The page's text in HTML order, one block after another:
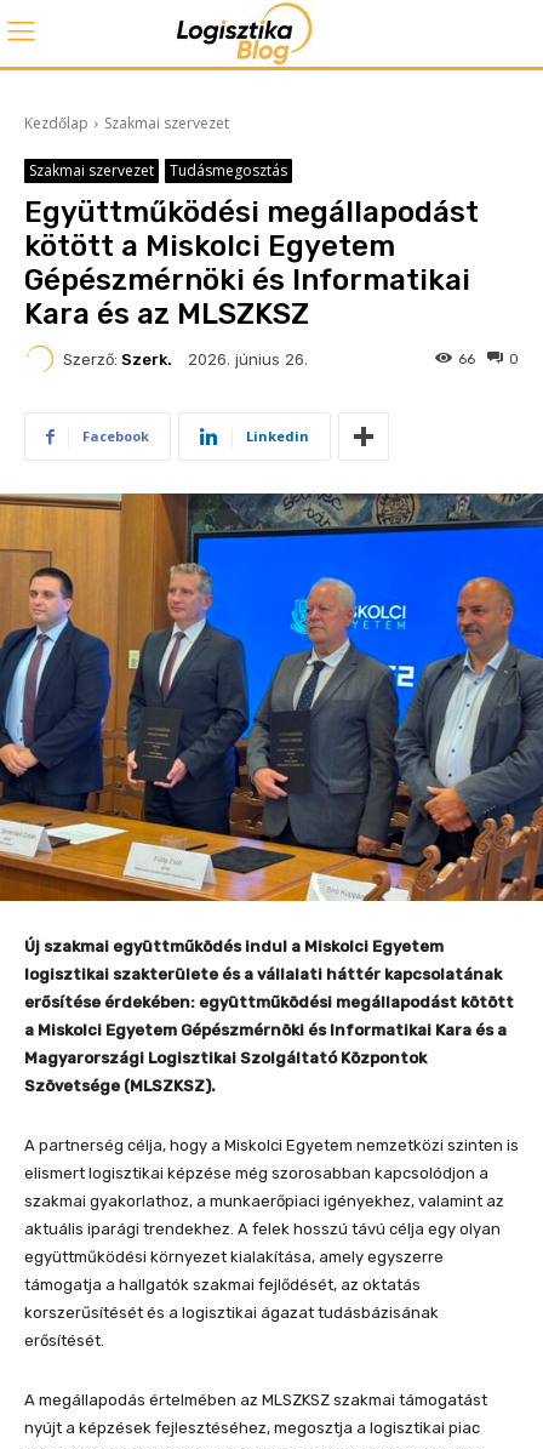
Kezdőlap Szakmai szervezet
Szakmai szervezet Tudásmegosztás
Együttműködési megállapodást
kötött a Miskolci Egyetem
Gépészmérnöki és Informatikai
Kara és az MLSZKSZ
Szerző: Szerk. 2026. június 26. 0
66
Facebook Linkedin
Új szakmai együttműködés indul a Miskolci Egyetem
logisztikai szakterülete és a vállalati háttér kapcsolatának
erősítése érdekében: együttműködési megállapodást kötött
a Miskolci Egyetem Gépészmérnöki és Informatikai Kara és a
Magyarországi Logisztikai Szolgáltató Központok
Szövetsége (MLSZKSZ).
A partnerség célja, hogy a Miskolci Egyetem nemzetközi szinten is
elismert logisztikai képzése még szorosabban kapcsolódjon a
szakmai gyakorlathoz, a munkaerőpiaci igényekhez, valamint az
aktuális iparági trendekhez. A felek hosszú távú célja egy olyan
együttműködési környezet kialakítása, amely egyszerre
támogatja a hallgatók szakmai fejlődését, az oktatás
korszerűsítését és a logisztikai ágazat tudásbázisának
erősítését.
A megállapodás értelmében az MLSZKSZ szakmai támogatást
nyújt a képzések fejlesztéséhez, megosztja a logisztikai piac